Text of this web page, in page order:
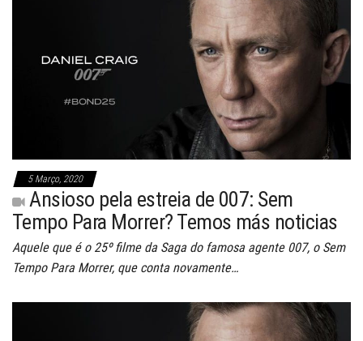
5 Março, 2020
Ansioso pela estreia de 007: Sem
Tempo Para Morrer? Temos más noticias
Aquele que é o 25º filme da Saga do famosa agente 007, o Sem
Tempo Para Morrer, que conta novamente…